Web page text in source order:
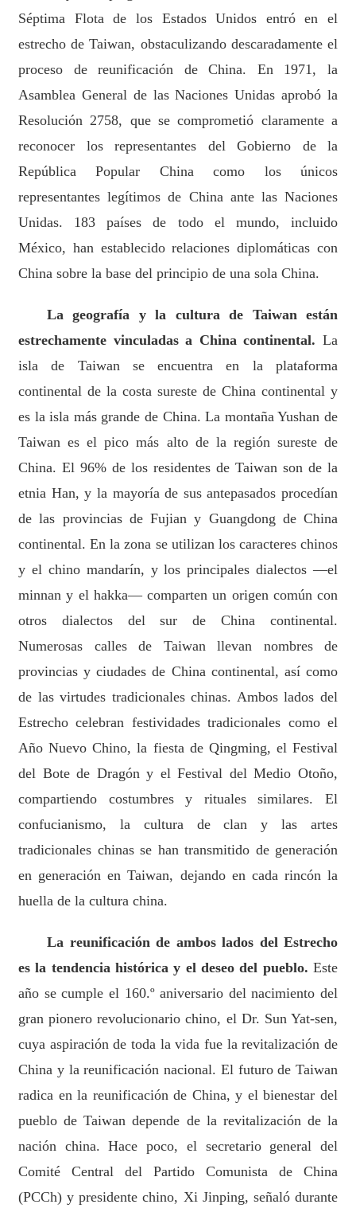
Séptima Flota de los Estados Unidos entró en el
estrecho de Taiwan, obstaculizando descaradamente el
proceso de reunificación de China. En 1971, la
Asamblea General de las Naciones Unidas aprobó la
Resolución 2758, que se comprometió claramente a
reconocer los representantes del Gobierno de la
República Popular China como los únicos
representantes legítimos de China ante las Naciones
Unidas. 183 países de todo el mundo, incluido
México, han establecido relaciones diplomáticas con
China sobre la base del principio de una sola China.
La geografía y la cultura de Taiwan están
estrechamente vinculadas a China continental. La
isla de Taiwan se encuentra en la plataforma
continental de la costa sureste de China continental y
es la isla más grande de China. La montaña Yushan de
Taiwan es el pico más alto de la región sureste de
China. El 96% de los residentes de Taiwan son de la
etnia Han, y la mayoría de sus antepasados procedían
de las provincias de Fujian y Guangdong de China
continental. En la zona se utilizan los caracteres chinos
y el chino mandarín, y los principales dialectos —el
minnan y el hakka— comparten un origen común con
otros dialectos del sur de China continental.
Numerosas calles de Taiwan llevan nombres de
provincias y ciudades de China continental, así como
de las virtudes tradicionales chinas. Ambos lados del
Estrecho celebran festividades tradicionales como el
Año Nuevo Chino, la fiesta de Qingming, el Festival
del Bote de Dragón y el Festival del Medio Otoño,
compartiendo costumbres y rituales similares. El
confucianismo, la cultura de clan y las artes
tradicionales chinas se han transmitido de generación
en generación en Taiwan, dejando en cada rincón la
huella de la cultura china.
La reunificación de ambos lados del Estrecho
es la tendencia histórica y el deseo del pueblo. Este
año se cumple el 160.º aniversario del nacimiento del
gran pionero revolucionario chino, el Dr. Sun Yat-sen,
cuya aspiración de toda la vida fue la revitalización de
China y la reunificación nacional. El futuro de Taiwan
radica en la reunificación de China, y el bienestar del
pueblo de Taiwan depende de la revitalización de la
nación china. Hace poco, el secretario general del
Comité Central del Partido Comunista de China
(PCCh) y presidente chino, Xi Jinping, señaló durante